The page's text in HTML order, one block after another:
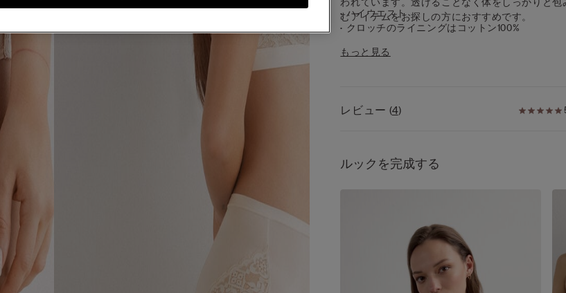
われています。透けることなく体をしっかりと包
むアイテムをお探しの方におすすめです。
• ハイウエスト
• クロッチのライニングはコットン100%
• モデル身長：175 cm、2 / Sサイズを着用
す。柔らかくセンシュアルな肌触りで、エレガン
サステナビリティこのアイテムに使用されてい
スには、従来のポリアミドと比較して10倍の速度
中に分解される100％再生可能なポリアミド繊維
もっと見る
レビュー(4)
ルックを完成する